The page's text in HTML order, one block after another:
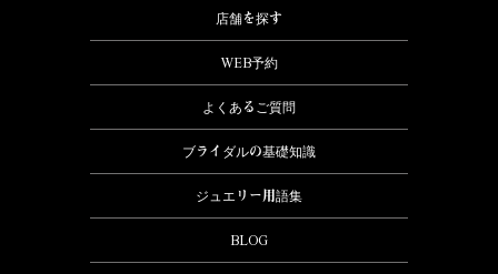
店舗を探す
WEB予約
よくあるご質問
ブライダルの基礎知識
ジュエリー用語集
BLOG